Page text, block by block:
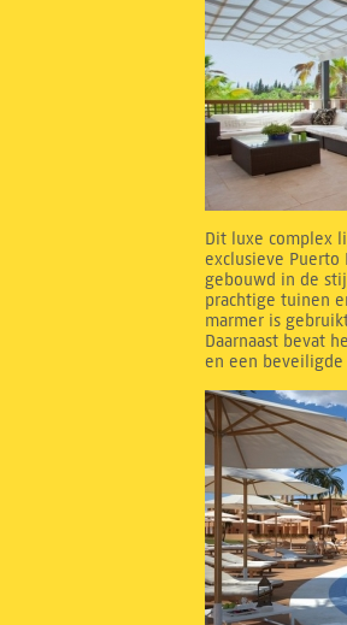
Dit luxe complex
exclusieve
gebouwd in de
prachtige tuinen
marmer is
Daarnaast bevat
en een beveiligde